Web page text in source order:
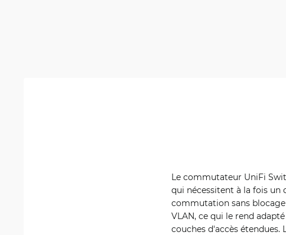
Le commutateur UniFi
qui nécessitent à la fois un
commutation sans
VLAN, ce qui le rend
couches d'accès